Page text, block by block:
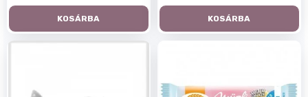
KOSÁRBA KOSÁRBA